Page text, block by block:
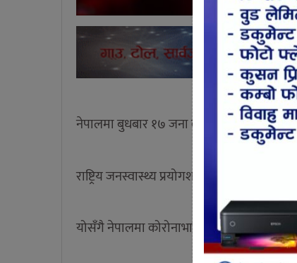
नेपालमा बुधबार १७ जना कोरोनाभाइरसका
राष्ट्रिय जनस्वास्थ्य प्रयोगशालामा गरिएको
योसँगै नेपालमा कोरोनाभाइरसका संक्रमितको